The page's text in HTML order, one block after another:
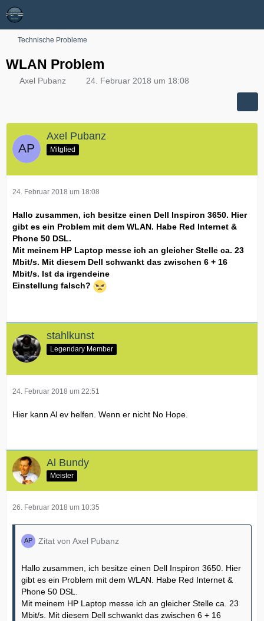
Technische Probleme
WLAN Problem
Axel Pubanz 24. Februar 2018 um 18:08
Axel Pubanz
Mitglied
24. Februar 2018 um 18:08
Hallo zusammen, ich besitze einen Dell Inspiron 3650. Hier
gibt es ein Problem mit dem WLAN. Habe Red Internet &
Phone 50 DSL.
Mit meinem HP Laptop messe ich an gleicher Stelle ca. 23
Mbit/s. Mit diesem Dell schwankt das zwischen 6 + 16
Mbit/s. Ist da irgendeine
Einstellung falsch?
stahlkunst
Legendary Member
24. Februar 2018 um 22:51
Hier kann Al ev helfen. Wenn er nicht No Hope.
Al Bundy
Meister
26. Februar 2018 um 10:35
Zitat von Axel Pubanz
Hallo zusammen, ich besitze einen Dell Inspiron 3650. Hier
gibt es ein Problem mit dem WLAN. Habe Red Internet &
Phone 50 DSL.
Mit meinem HP Laptop messe ich an gleicher Stelle ca. 23
Mbit/s. Mit diesem Dell schwankt das zwischen 6 + 16